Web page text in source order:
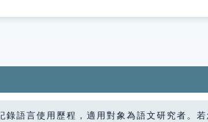
錄語言使用歷程，適用對象為語文研究者。